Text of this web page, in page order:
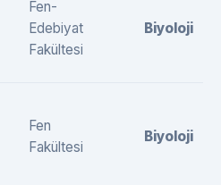
Fen-
Edebiyat
Fakültesi
Biyoloji
Fen
Fakültesi
Biyoloji